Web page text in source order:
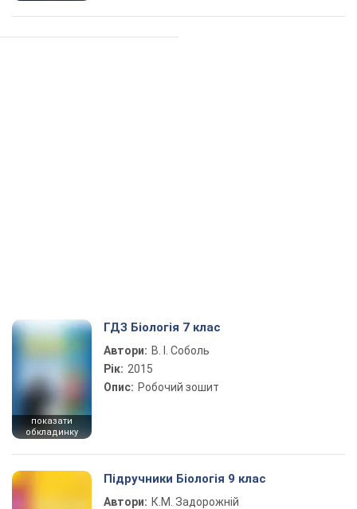
показати
обкладинку
ГДЗ Біологія 7 клас
Автори: В. І. Соболь
Рік: 2015
Опис: Робочий зошит
Підручники Біологія 9 клас
Автори: К.М. Задорожній